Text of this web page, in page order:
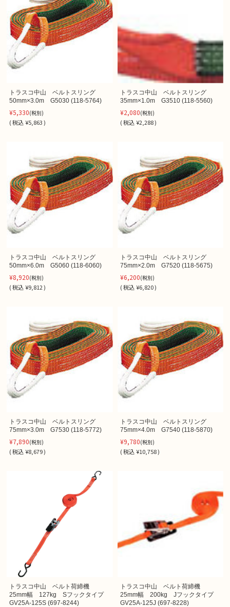
トラスコ中山 ベルトスリング
50mm×3.0m G5030 (118-5764)
¥5,330(税別)
(税込¥5,863 )
トラスコ中山 ベルトスリング
35mm×1.0m G3510 (118-5560)
¥2,080(税別)
(税込 ¥2,288 )
トラスコ中山 ベルトスリング
50mm×6.0m G5060 (118-6060)
¥8,920(税別)
(税込¥9,812 )
トラスコ中山 ベルトスリング
75mm×2.0m G7520 (118-5675)
¥6,200(税別)
(税込 ¥6,820 )
トラスコ中山 ベルトスリング
75mm×3.0m G7530 (118-5772)
¥7,890(税別)
(税込¥8,679 )
トラスコ中山 ベルトスリング
75mm×4.0m G7540 (118-5870)
¥9,780(税別)
(税込 ¥10,758 )
トラスコ中山 ベルト荷締機
25mm幅 127kg Sフックタイプ
GV25A-125S (697-8244)
トラスコ中山 ベルト荷締機
25mm幅 200kg Jフックタイプ
GV25A-125J (697-8228)